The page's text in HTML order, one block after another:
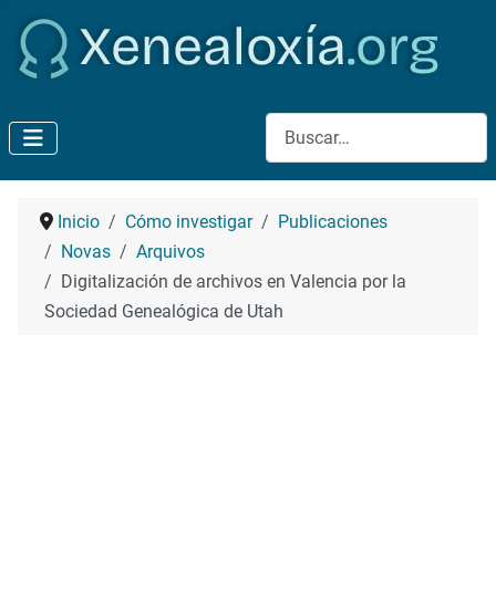
Buscar
Inicio Cómo investigar
Publicaciones
Novas
Arquivos
Digitalización de archivos en Valencia por la
Sociedad Genealógica de Utah